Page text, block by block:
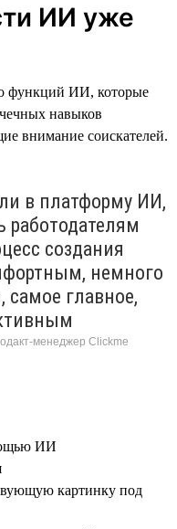
ИИ уже
функций ИИ, которые
навыков
внимание соискателей.
в платформу ИИ,
создания
немного
самое главное,
менеджер Clickme
ИИ
картинку под